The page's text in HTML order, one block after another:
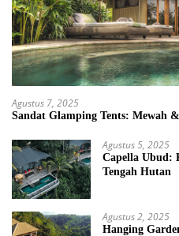
Agustus 7, 2025
Sandat Glamping Tents: Mewah
Agustus 5, 2025
Capella Ubud:
Tengah Hutan
Agustus 2, 2025
Hanging